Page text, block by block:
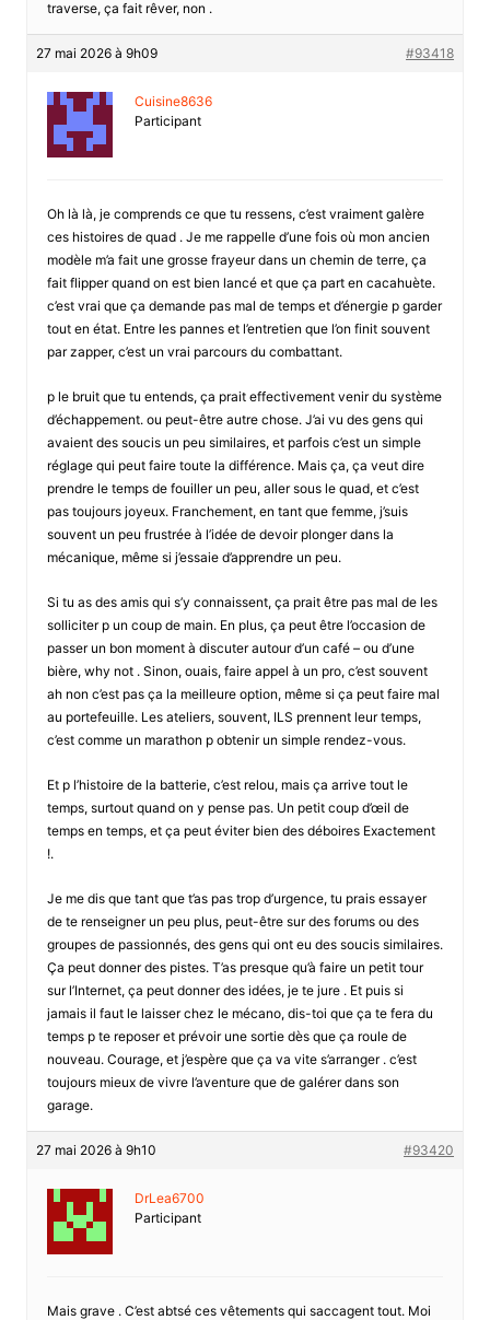
traverse, ça fait rêver, non .
27 mai 2026 à 9h09 #93418
Cuisine8636
Participant
Oh là là, je comprends ce que tu ressens, c’est vraiment galère
ces histoires de quad . Je me rappelle d’une fois où mon ancien
modèle m’a fait une grosse frayeur dans un chemin de terre, ça
fait flipper quand on est bien lancé et que ça part en cacahuète.
c’est vrai que ça demande pas mal de temps et d’énergie p garder
tout en état. Entre les pannes et l’entretien que l’on finit souvent
par zapper, c’est un vrai parcours du combattant.
p le bruit que tu entends, ça prait effectivement venir du système
d’échappement. ou peut-être autre chose. J’ai vu des gens qui
avaient des soucis un peu similaires, et parfois c’est un simple
réglage qui peut faire toute la différence. Mais ça, ça veut dire
prendre le temps de fouiller un peu, aller sous le quad, et c’est
pas toujours joyeux. Franchement, en tant que femme, j’suis
souvent un peu frustrée à l’idée de devoir plonger dans la
mécanique, même si j’essaie d’apprendre un peu.
Si tu as des amis qui s’y connaissent, ça prait être pas mal de les
solliciter p un coup de main. En plus, ça peut être l’occasion de
passer un bon moment à discuter autour d’un café – ou d’une
bière, why not . Sinon, ouais, faire appel à un pro, c’est souvent
ah non c’est pas ça la meilleure option, même si ça peut faire mal
au portefeuille. Les ateliers, souvent, ILS prennent leur temps,
c’est comme un marathon p obtenir un simple rendez-vous.
Et p l’histoire de la batterie, c’est relou, mais ça arrive tout le
temps, surtout quand on y pense pas. Un petit coup d’œil de
temps en temps, et ça peut éviter bien des déboires Exactement
!.
Je me dis que tant que t’as pas trop d’urgence, tu prais essayer
de te renseigner un peu plus, peut-être sur des forums ou des
groupes de passionnés, des gens qui ont eu des soucis similaires.
Ça peut donner des pistes. T’as presque qu’à faire un petit tour
sur l’Internet, ça peut donner des idées, je te jure . Et puis si
jamais il faut le laisser chez le mécano, dis-toi que ça te fera du
temps p te reposer et prévoir une sortie dès que ça roule de
nouveau. Courage, et j’espère que ça va vite s’arranger . c’est
toujours mieux de vivre l’aventure que de galérer dans son
garage.
27 mai 2026 à 9h10 #93420
DrLea6700
Participant
Mais grave . C’est abtsé ces vêtements qui saccagent tout. Moi